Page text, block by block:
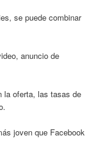
se puede combinar
anuncio de
la oferta, las tasas de
joven que Facebook